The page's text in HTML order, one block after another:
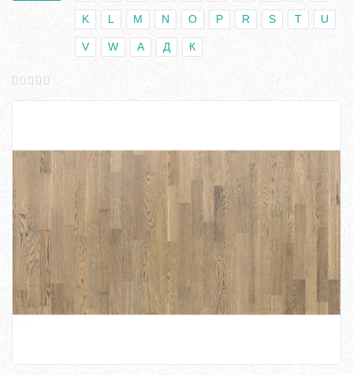
K L M N O P R S T U
V W А Д К